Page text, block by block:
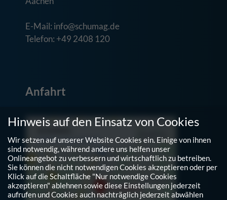
E-Mail: info@schumag.de
Telefon: +49 2408 120
Anfahrt
Hinweis auf den Einsatz von Cookies
Wir setzen auf unserer Website Cookies ein. Einige von ihnen
sind notwendig, während andere uns helfen unser
Onlineangebot zu verbessern und wirtschaftlich zu betreiben.
Sie können die nicht notwendigen Cookies akzeptieren oder per
Klick auf die Schaltfläche "Nur notwendige Cookies
akzeptieren" ablehnen sowie diese Einstellungen jederzeit
aufrufen und Cookies auch nachträglich jederzeit abwählen